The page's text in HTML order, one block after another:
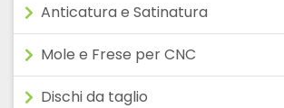
Anticatura e Satinatura
Mole e Frese per CNC
Dischi da taglio